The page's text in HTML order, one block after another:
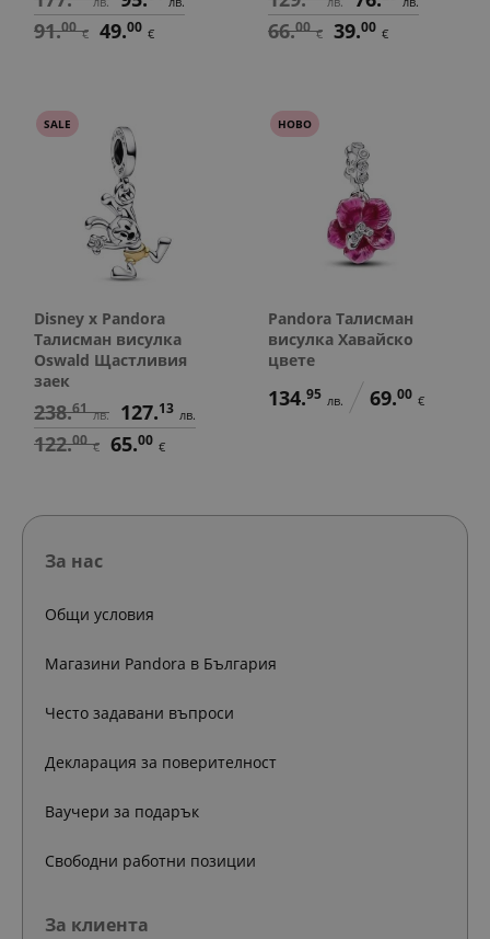
91.00 € 49.00 € 66.00 € 39.00 €
SALE
Disney x Pandora
Талисман висулка
Oswald Щастливия
заек
238.61 лв. 127.13 лв.
122.00 € 65.00 €
НОВО
Pandora Талисман
висулка Хавайско
цвете
134.95 лв. 69.00 €
За нас
Общи условия
Магазини Pandora в България
Често задавани въпроси
Декларация за поверителност
Ваучери за подарък
Свободни работни позиции
За клиента